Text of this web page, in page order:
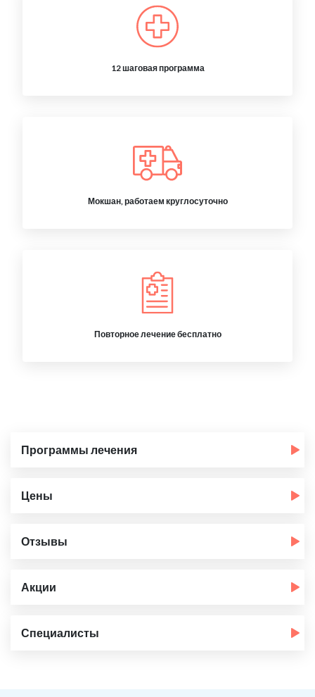
12 шаговая программа
Мокшан, работаем круглосуточно
Повторное лечение бесплатно
Программы лечения
Цены
Отзывы
Акции
Специалисты